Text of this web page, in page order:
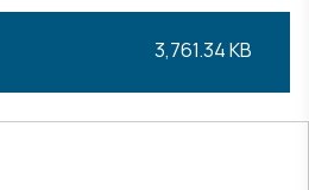
3,761.34 KB